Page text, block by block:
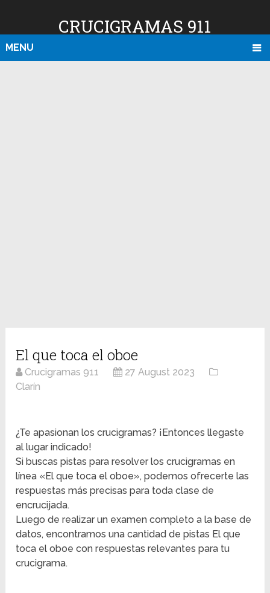
CRUCIGRAMAS 911
MENU
El que toca el oboe
Crucigramas 911
27 August 2023
Clarín
¿Te apasionan los crucigramas? ¡Entonces llegaste
al lugar indicado!
Si buscas pistas para resolver los crucigramas en
línea «El que toca el oboe», podemos ofrecerte las
respuestas más precisas para toda clase de
encrucijada.
Luego de realizar un examen completo a la base de
datos, encontramos una cantidad de pistas El que
toca el oboe con respuestas relevantes para tu
crucigrama.